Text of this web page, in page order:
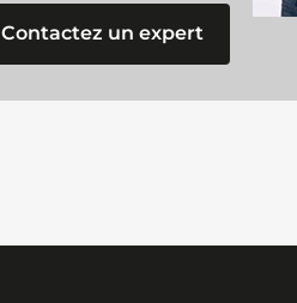
Contactez un expert